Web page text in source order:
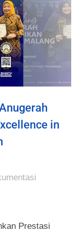
in
Prestasi